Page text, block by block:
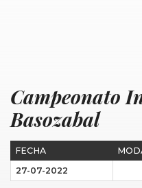
Campeonato
Basozabal
FECHA
27-07-2022